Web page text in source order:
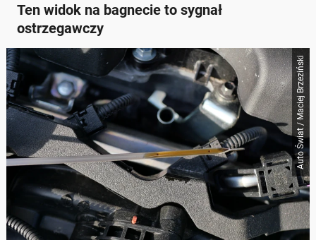
Ten widok na bagnecie to sygnał
ostrzegawczy
Auto Świat / Maciej Brzeziński